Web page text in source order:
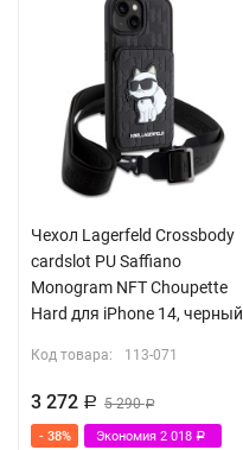
Чехол Lagerfeld Crossbody
cardslot PU Saffiano
Monogram NFT Choupette
Hard для iPhone 14, черный
Код товара: 113-071
3 272 Р 5 290Р
- 38% Экономия 2 018 Р